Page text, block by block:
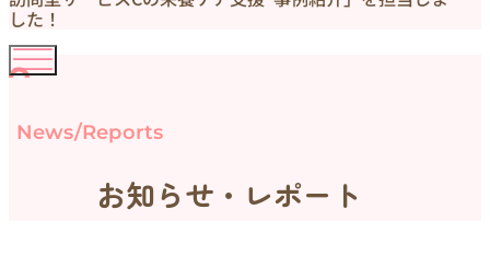
した！
News/Reports
お知らせ・レポート